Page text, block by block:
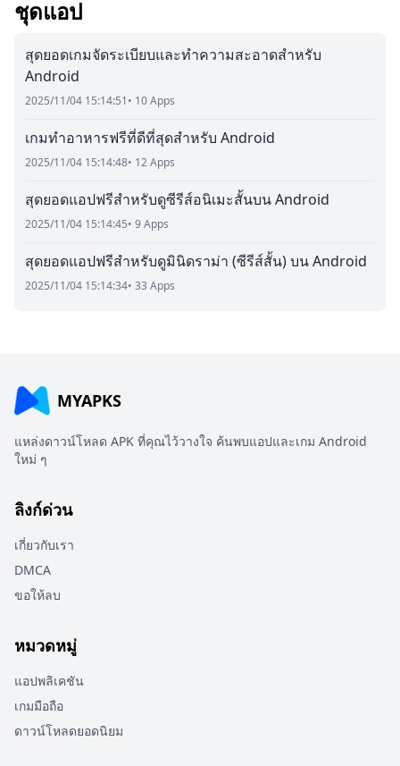
ชุดแอป
สุดยอดเกมจัดระเบียบและทำความสะอาดสำหรับ
Android
2025/11/04 15:14:51• 10 Apps
เกมทำอาหารฟรีที่ดีที่สุดสำหรับ Android
2025/11/04 15:14:48• 12 Apps
สุดยอดแอปฟรีสำหรับดูซีรีส์อนิเมะสั้นบน Android
2025/11/04 15:14:45• 9 Apps
สุดยอดแอปฟรีสำหรับดูมินิดราม่า (ซีรีส์สั้น) บน Android
2025/11/04 15:14:34• 33 Apps
MYAPKS
แหล่งดาวน์โหลด APK ที่คุณไว้วางใจ ค้นพบแอปและเกม Android
ใหม่ ๆ
ลิงก์ด่วน
เกี่ยวกับเรา
DMCA
ขอให้ลบ
หมวดหมู่
แอปพลิเคชัน
เกมมือถือ
ดาวน์โหลดยอดนิยม